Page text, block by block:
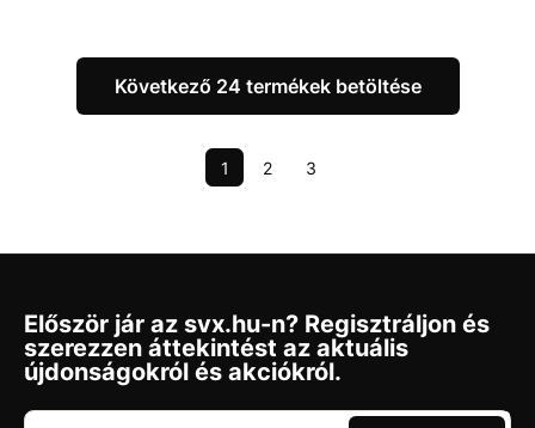
Következő 24 termékek betöltése
1 2 3
Először jár az svx.hu-n? Regisztráljon és
szerezzen áttekintést az aktuális
újdonságokról és akciókról.